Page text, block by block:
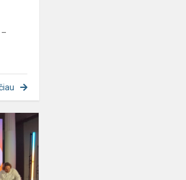
Mokyklos
gilina
apie